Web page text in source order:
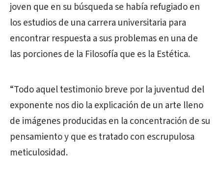
joven que en su búsqueda se había refugiado en
los estudios de una carrera universitaria para
encontrar respuesta a sus problemas en una de
las porciones de la Filosofía que es la Estética.
“Todo aquel testimonio breve por la juventud del
exponente nos dio la explicación de un arte lleno
de imágenes producidas en la concentración de su
pensamiento y que es tratado con escrupulosa
meticulosidad.